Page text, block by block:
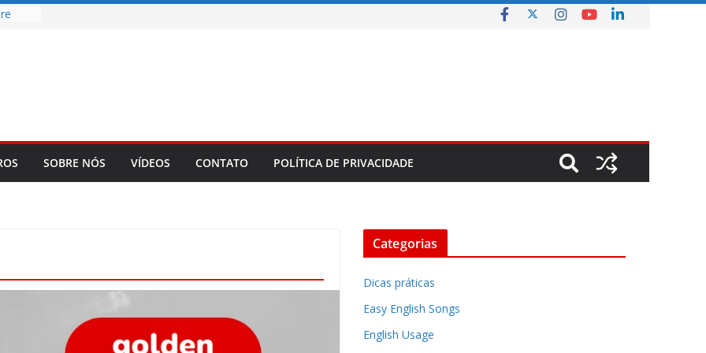
SOBRE NÓS VÍDEOS CONTATO POLÍTICA DE PRIVACIDADE
Categorias
Dicas práticas
Easy English Songs
English Usage